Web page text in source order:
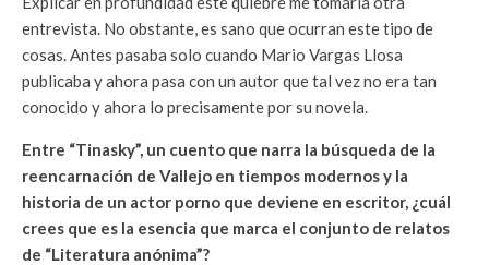
entrevista. No obstante, es sano que ocurran este tipo de
cosas. Antes pasaba solo cuando Mario Vargas Llosa
publicaba y ahora pasa con un autor que tal vez no era tan
conocido y ahora lo precisamente por su novela.
Entre “Tinasky”, un cuento que narra la búsqueda de la
reencarnación de Vallejo en tiempos modernos y la
historia de un actor porno que deviene en escritor, ¿cuál
crees que es la esencia que marca el conjunto de relatos
de “Literatura anónima”?